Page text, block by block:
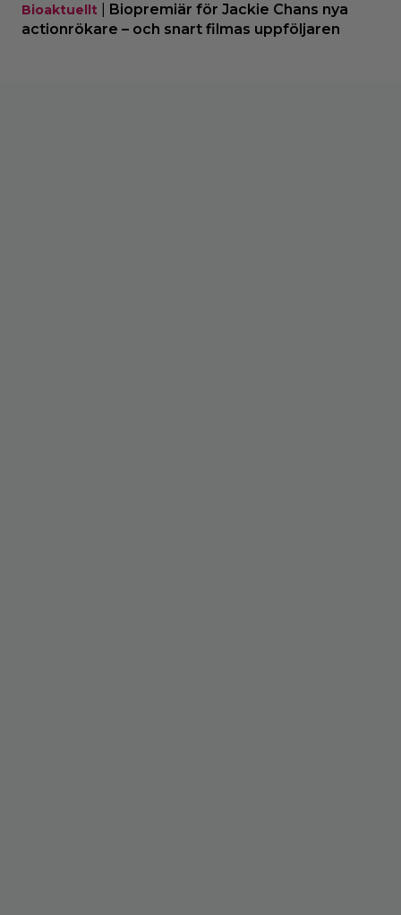
Bioaktuellt
Biopremiär för Jackie Chans nya
actionrökare – och snart filmas uppföljaren